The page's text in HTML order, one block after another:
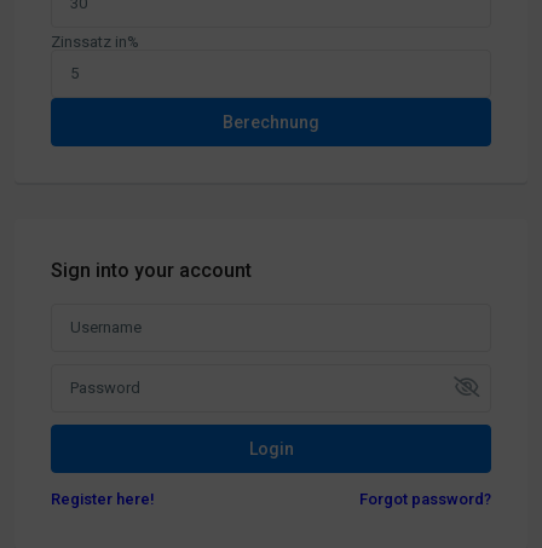
Zinssatz in%
Berechnung
Sign into your account
Login
Register here! Forgot password?